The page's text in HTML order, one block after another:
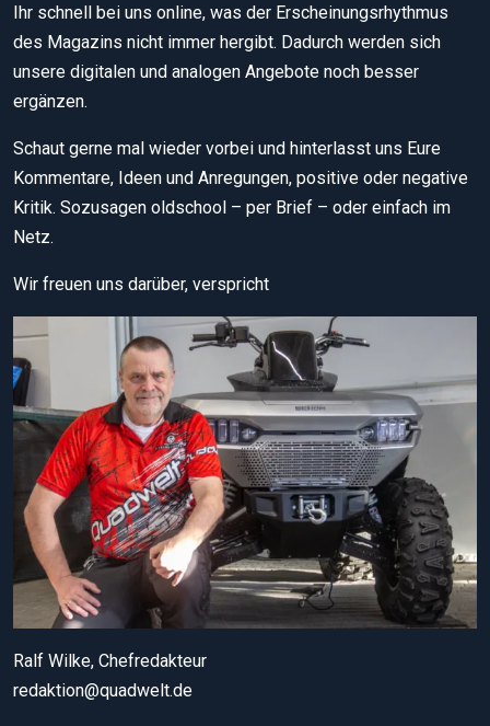
Ihr schnell bei uns online, was der Erscheinungsrhythmus
des Magazins nicht immer hergibt. Dadurch werden sich
unsere digitalen und analogen Angebote noch besser
ergänzen.
Schaut gerne mal wieder vorbei und hinterlasst uns Eure
Kommentare, Ideen und Anregungen, positive oder negative
Kritik. Sozusagen oldschool – per Brief – oder einfach im
Netz.
Wir freuen uns darüber, verspricht
Ralf Wilke, Chefredakteur
redaktion@quadwelt.de